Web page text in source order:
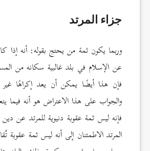
جزاء المرتد
وربما يكون ثمة من يحتج بقوله: أنه إذا
عن الإسلام في بلد غالبية سكانه من
فإن هذا أيضًا يمكن أن يعد إكراهًا
والجواب على هذا الاعتراض هو أنه فيما
فإنه ليس ثمة عقوبة دنيوية للمرتد عن
المرتد الاطمئنان إلى أنه ليس ثمة عقوبة